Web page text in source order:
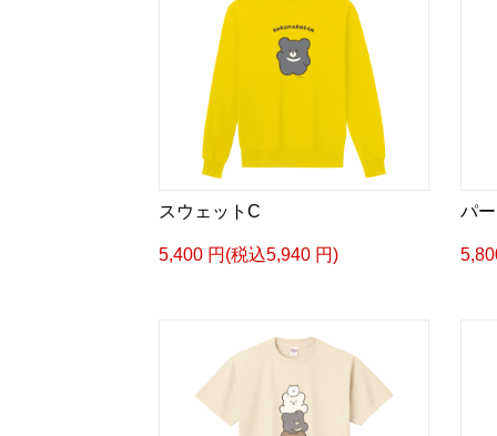
スウェットC
5,400 円(税込5,940 円)
パ